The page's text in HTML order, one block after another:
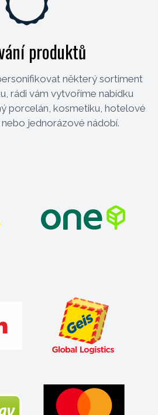
produktů
některý sortiment
rádi vám vytvoříme nabídku
porcelán, kosmetiku, hotelové
jednorázové nádobí.